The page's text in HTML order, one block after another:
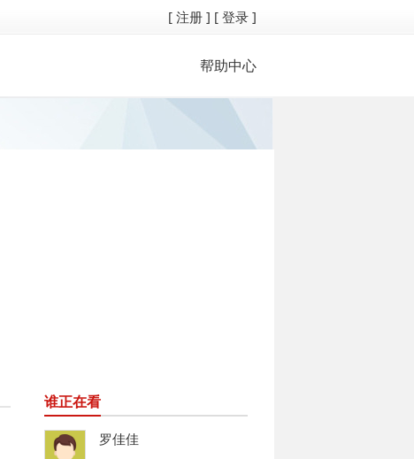
[ 注册 ] [ 登录 ]
帮助中心
谁正在看
罗佳佳